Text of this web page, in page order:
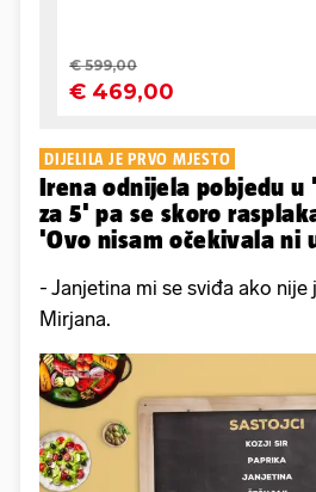
DIJELILA JE PRVO MJESTO
Irena odnijela pobjedu u
za 5' pa se skoro
'Ovo nisam očekivala ni
- Janjetina mi se sviđa ako
Mirjana.